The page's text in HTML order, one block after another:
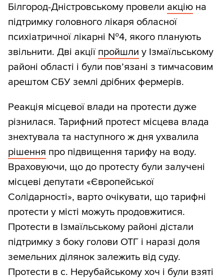
Білгород-Дністровському провели акцію на
підтримку головного лікаря обласної
психіатричної лікарні №4, якого планують
звільнити. Дві акції пройшли у Ізмаїльському
районі області і були пов’язані з тимчасовим
арештом СБУ землі дрібних фермерів.
Реакція місцевої влади на протести дуже
різнилася. Тарифний протест місцева влада
знехтувала та наступного ж дня ухвалила
рішення про підвищення тарифу на воду.
Враховуючи, що до протесту були залучені
місцеві депутати «Європейської
Солідарності», варто очікувати, що тарифні
протести у місті можуть продовжитися.
Протести в Ізмаїльському районі дістали
підтримку з боку голови ОТГ і наразі доля
земельних ділянок залежить від суду.
Протести в с. Нерубайському хоч і були взяті